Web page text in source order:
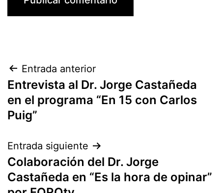
Navegación
de
entradas
Entrada anterior
Entrevista al Dr. Jorge Castañeda
en el programa “En 15 con Carlos
Puig”
Entrada siguiente
Colaboración del Dr. Jorge
Castañeda en “Es la hora de opinar”